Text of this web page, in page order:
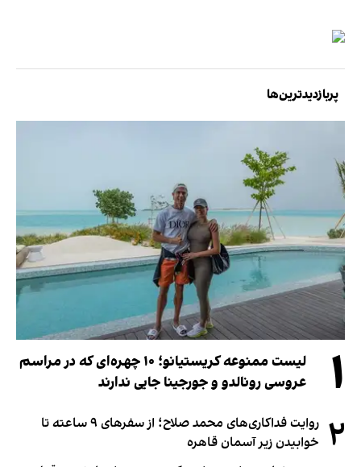
پربازدیدترین‌ها
۱
لیست ممنوعه کریستیانو؛ ۱۰ چهره‌ای که در مراسم
عروسی رونالدو و جورجینا جایی ندارند
۲
روایت فداکاری‌های محمد صلاح؛ از سفرهای ۹ ساعته تا
خوابیدن زیر آسمان قاهره